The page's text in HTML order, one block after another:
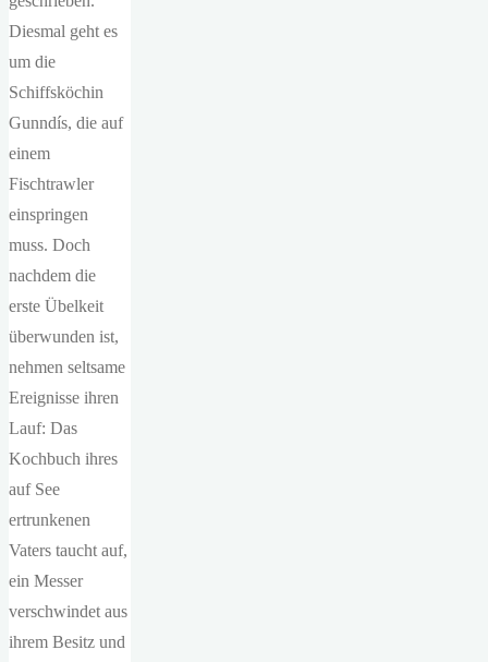
Diesmal geht es
um die
Schiffsköchin
Gunndís, die auf
einem
Fischtrawler
einspringen
muss. Doch
nachdem die
erste Übelkeit
überwunden ist,
nehmen seltsame
Ereignisse ihren
Lauf: Das
Kochbuch ihres
auf See
ertrunkenen
Vaters taucht auf,
ein Messer
verschwindet aus
ihrem Besitz und